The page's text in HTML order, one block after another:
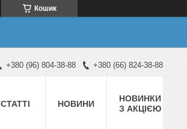
Кошик
+380 (96) 804-38-88 +380 (66) 824-38-88
СТАТТІ НОВИНИ
НОВИНКИ
З АКЦІЄЮ